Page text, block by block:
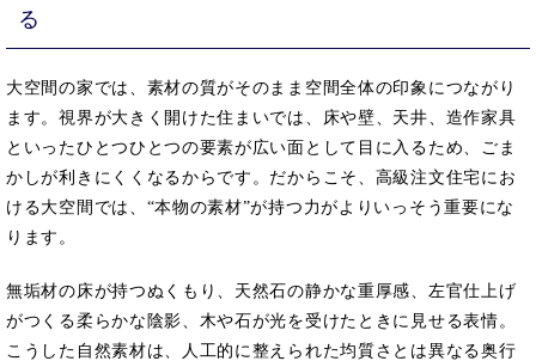
る
大空間の家では、素材の質がそのまま空間全体の印象につながり
ます。視界が大きく開けた住まいでは、床や壁、天井、造作家具
といったひとつひとつの要素が広い面として目に入るため、ごま
かしが利きにくくなるからです。だからこそ、高級注文住宅にお
ける大空間では、“本物の素材”が持つ力がよりいっそう重要にな
ります。
無垢材の床が持つぬくもり、天然石の静かな重厚感、左官仕上げ
がつくる柔らかな陰影、木や石が光を受けたときに見せる表情。
こうした自然素材は、人工的に整えられた均質さとは異なる奥行